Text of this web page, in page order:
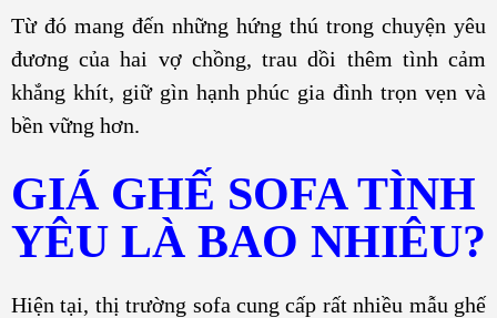
Từ đó mang đến những hứng thú trong chuyện yêu
đương của hai vợ chồng, trau dồi thêm tình cảm
khắng khít, giữ gìn hạnh phúc gia đình trọn vẹn và
bền vững hơn.
GIÁ GHẾ SOFA TÌNH
YÊU LÀ BAO NHIÊU?
Hiện tại, thị trường sofa cung cấp rất nhiều mẫu ghế